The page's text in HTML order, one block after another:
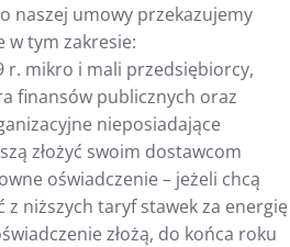
naszej umowy przekazujemy
w tym zakresie:
r. mikro i mali przedsiębiorcy,
finansów publicznych oraz
nieposiadające
złożyć swoim dostawcom
oświadczenie – jeżeli chcą
z niższych taryf stawek za energię
złożą, do końca roku